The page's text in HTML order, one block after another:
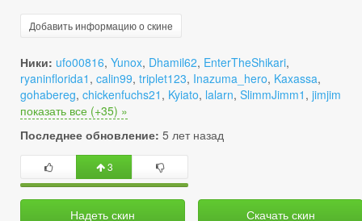
Добавить информацию о скине
Ники: ufo00816, Yunox, Dhamil62, EnterTheShikari,
ryaninflorida1 , calin99, triplet123, Inazuma_hero, Kaxassa,
gohabereg, chickenfuchs21 , Kyiato, lalarn, SlimmJimm1 , jimjim
показать все (+35) »
Последнее обновление: 5 лет назад
3
Надеть скин Скачать скин